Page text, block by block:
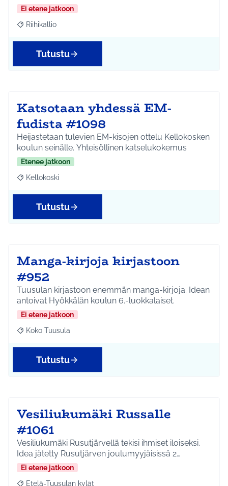
Ei etene jatkoon
Rajaa tulokset aihepiirin mukaan: Riihikallio
Riihikallio
Tutustu
Katsotaan yhdessä EM-
fudista #1098
Heijastetaan tulevien EM-kisojen ottelu Kellokosken
koulun seinälle. Yhteisöllinen katselukokemus
Etenee jatkoon
Rajaa tulokset aihepiirin mukaan: Kellokoski
Kellokoski
Tutustu
Manga-kirjoja kirjastoon
#952
Tuusulan kirjastoon enemmän manga-kirjoja. Idean
antoivat Hyökkälän koulun 6.-luokkalaiset.
Ei etene jatkoon
Rajaa tulokset aihepiirin mukaan: Koko Tuusula
Koko Tuusula
Tutustu
Vesiliukumäki Russalle
#1061
Vesiliukumäki Rusutjärvellä tekisi ihmiset iloiseksi.
Idea jätetty Rusutjärven joulumyyjäisissä 2…
Ei etene jatkoon
Etelä-Tuusulan kylät